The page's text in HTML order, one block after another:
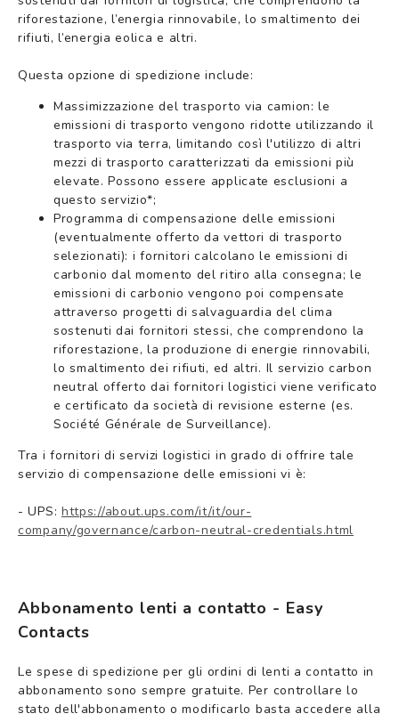
riforestazione, l’energia rinnovabile, lo smaltimento dei
rifiuti, l’energia eolica e altri.
Questa opzione di spedizione include:
Massimizzazione del trasporto via camion: le
emissioni di trasporto vengono ridotte utilizzando il
trasporto via terra, limitando così l'utilizzo di altri
mezzi di trasporto caratterizzati da emissioni più
elevate. Possono essere applicate esclusioni a
questo servizio*;
Programma di compensazione delle emissioni
(eventualmente offerto da vettori di trasporto
selezionati): i fornitori calcolano le emissioni di
carbonio dal momento del ritiro alla consegna; le
emissioni di carbonio vengono poi compensate
attraverso progetti di salvaguardia del clima
sostenuti dai fornitori stessi, che comprendono la
riforestazione, la produzione di energie rinnovabili,
lo smaltimento dei rifiuti, ed altri. Il servizio carbon
neutral offerto dai fornitori logistici viene verificato
e certificato da società di revisione esterne (es.
Société Générale de Surveillance).
Tra i fornitori di servizi logistici in grado di offrire tale
servizio di compensazione delle emissioni vi è:
- UPS: https://about.ups.com/it/it/our-
company/governance/carbon-neutral-credentials.html
Abbonamento lenti a contatto - Easy
Contacts
Le spese di spedizione per gli ordini di lenti a contatto in
abbonamento sono sempre gratuite. Per controllare lo
stato dell'abbonamento o modificarlo basta accedere alla